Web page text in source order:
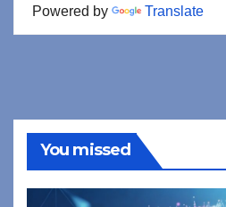
Powered by Translate
You missed